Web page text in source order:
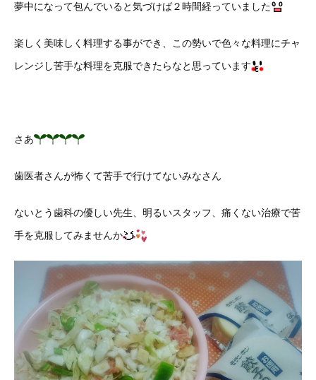
夢中になって包んでいると気づけば２時間経っていました
楽しく美味しく料理する事ができ、この勢いで色々な料理にチャ
レンジし苦手な料理を克服できたらなと思っています
さあ
歯医者さんが怖くて苦手で行けてないみなさん
ないとう歯科の優しい先生、明るいスタッフ、痛くない治療で苦
手を克服してみませんか